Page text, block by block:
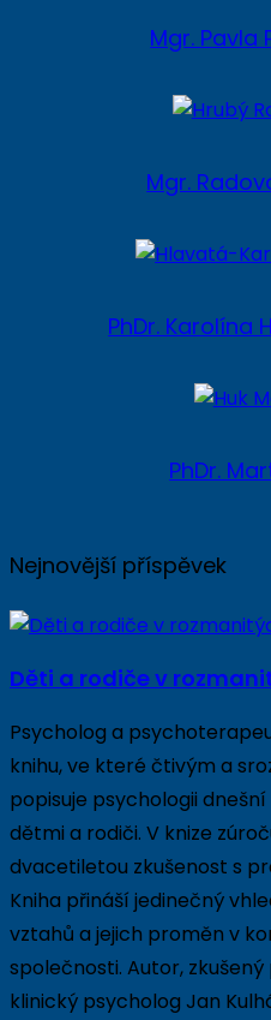
Mgr. Pavla
Mgr.
PhDr. Karolína
PhDr.
Nejnovější příspěvek
Děti a rodiče v
Psycholog a
knihu, ve které čtivým a
popisuje psychologii
dětmi a rodiči. V knize
dvacetiletou zkušenost s
Kniha přináší jedinečný
vztahů a jejich proměn v
společnosti. Autor,
klinický psycholog Jan